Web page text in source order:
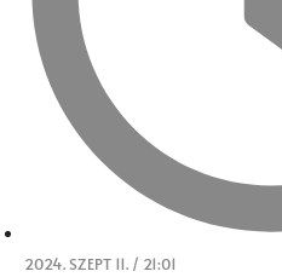
2024. SZEPT 11. / 21:01